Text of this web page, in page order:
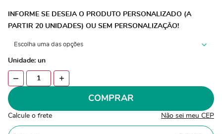
INFORME SE DESEJA O PRODUTO PERSONALIZADO (A
PARTIR 20 UNIDADES) OU SEM PERSONALIZAÇÃO!
Unidade: un
COMPRAR
Calcule o frete Não sei meu CEP